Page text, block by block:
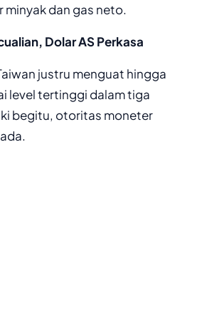
dan gas neto.
Dolar AS Perkasa
justru menguat hingga
level tertinggi dalam tiga
begitu, otoritas moneter